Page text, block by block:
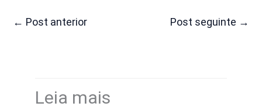
← Post anterior Post seguinte →
Leia mais